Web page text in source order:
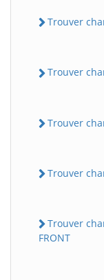
Trouver
Trouver
Trouver
Trouver
Trouver
FRONT